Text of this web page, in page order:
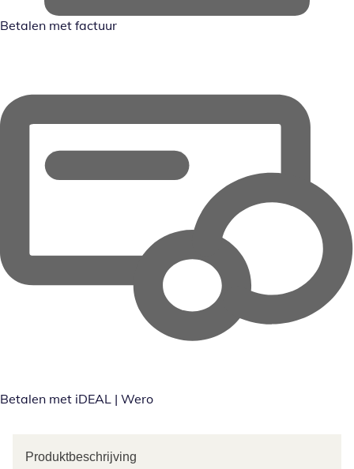
Betalen met factuur
Betalen met iDEAL | Wero
Produktbeschrijving